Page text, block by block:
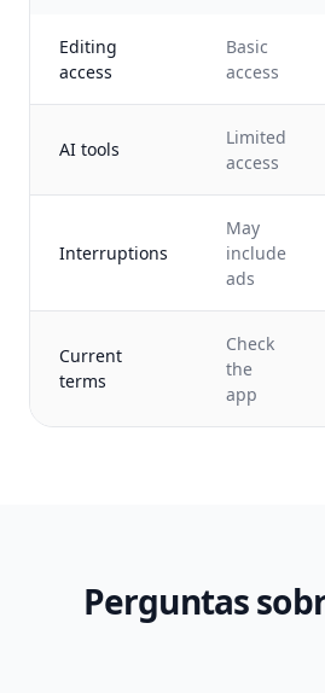
Editing
access
Basic
access
AI tools
Limited
access
Interruptions
May
include
ads
Current
terms
Check
the
app
Perguntas